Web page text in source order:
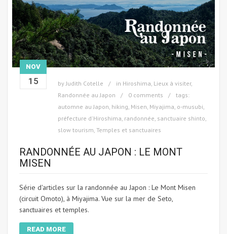
NOV
15 byJudith Cotelle in Hiroshima, Lieux à visiter,
Randonnée au Japon
0 comments
tags:
automne au Japon, hiking, Misen, Miyajima, o-musubi,
préfecture d'Hiroshima, randonnée, sanctuaire shinto,
slow tourism, Temples et sanctuaires
RANDONNÉE AU JAPON : LE MONT
MISEN
Série d'articles sur la randonnée au Japon : Le Mont Misen
(circuit Omoto), à Miyajima. Vue sur la mer de Seto,
sanctuaires et temples.
READ MORE